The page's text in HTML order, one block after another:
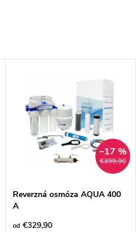
€399,90
–17 %
Reverzná osmóza AQUA 400
A
od €329,90